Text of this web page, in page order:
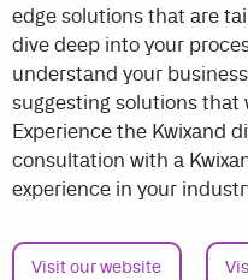
edge solutions that are
dive deep into your
understand your
suggesting solutions that
Experience the Kwixand
consultation with a
experience in your
Visit our website